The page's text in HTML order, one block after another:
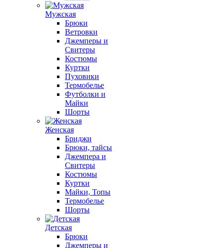
Мужская
Брюки
Ветровки
Джемперы и
Свитеры
Костюмы
Куртки
Пуховики
Термобелье
Футболки и
Майки
Шорты
Женская
Бриджи
Брюки, тайсы
Джемпера и
Свитеры
Костюмы
Куртки
Майки, Топы
Термобелье
Шорты
Детская
Брюки
Джемперы и